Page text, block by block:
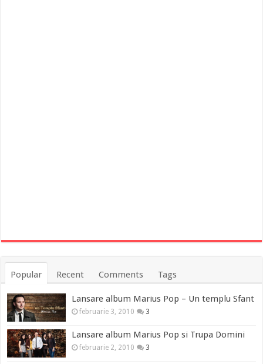
Popular Recent Comments Tags
Lansare album Marius Pop – Un templu Sfant
februarie 3, 2010 3
Lansare album Marius Pop si Trupa Domini
februarie 2, 2010 3